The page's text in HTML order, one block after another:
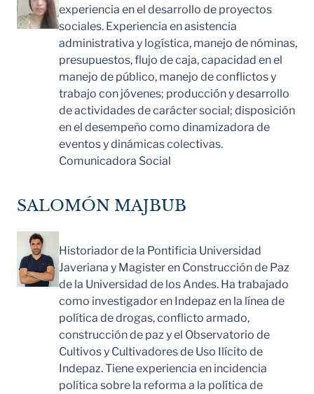
experiencia en el desarrollo de proyectos
sociales. Experiencia en asistencia
administrativa y logística, manejo de nóminas,
presupuestos, flujo de caja, capacidad en el
manejo de público, manejo de conflictos y
trabajo con jóvenes; producción y desarrollo
de actividades de carácter social; disposición
en el desempeño como dinamizadora de
eventos y dinámicas colectivas.
Comunicadora Social
SALOMÓN MAJBUB
Historiador de la Pontificia Universidad
Javeriana y Magister en Construcción de Paz
de la Universidad de los Andes. Ha trabajado
como investigador en Indepaz en la línea de
política de drogas, conflicto armado,
construcción de paz y el Observatorio de
Cultivos y Cultivadores de Uso Ilícito de
Indepaz. Tiene experiencia en incidencia
política sobre la reforma a la política de